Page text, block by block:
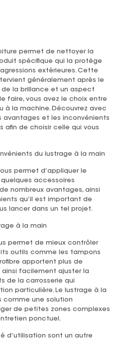
permet de nettoyer la
spécifique qui la protège
extérieures. Cette
généralement après le
de la brillance et un aspect
faire, vous avez le choix entre
à la machine. Découvrez avec
avantages et les inconvénients
afin de choisir celle qui vous
du lustrage à la main
permet d’appliquer le
accessoires
nombreux avantages, ainsi
qu’il est important de
lancer dans un tel projet.
à la main
permet de mieux contrôler
outils comme les tampons
apportent plus de
ainsi facilement ajuster la
de la carrosserie qui
particulière. Le lustrage à la
comme une solution
de petites zones complexes
ponctuel.
d’utilisation sont un autre